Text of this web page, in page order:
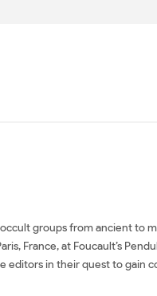
groups from ancient to
France, at Foucault’s
editors in their quest to gain